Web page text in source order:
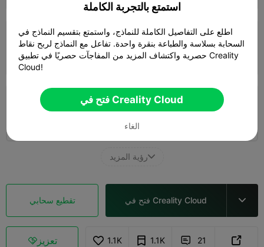
طبقة 0.16 ملم، جداران، 15% حشو
 14h 49m  1 plates  257.17g
طبقة 0.2 ملم، جداران، 10% حشو
رؤية المزيد
تقطيع سحابي فتح في Creality Cloud 
تعزيز 1.1K 1.1K  21 
استمتع بالتجربة الكاملة
اطلع على التفاصيل الكاملة للنماذج، واستمتع بتقسيم النماذج في
السحابة بسلاسة والطباعة بنقرة واحدة. تفاعل مع النماذج لربح نقاط
حصرية واكتشاف المزيد من المفاجآت حصريًا في تطبيق Creality
Cloud!
فتح في Creality Cloud
الغاء